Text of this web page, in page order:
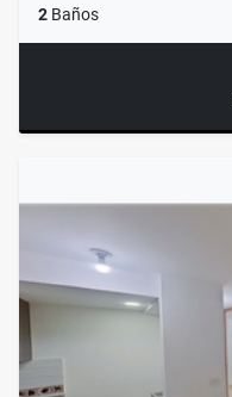
2 Baños